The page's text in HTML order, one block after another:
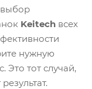
Keitech всех
нужную
Это тот случай,